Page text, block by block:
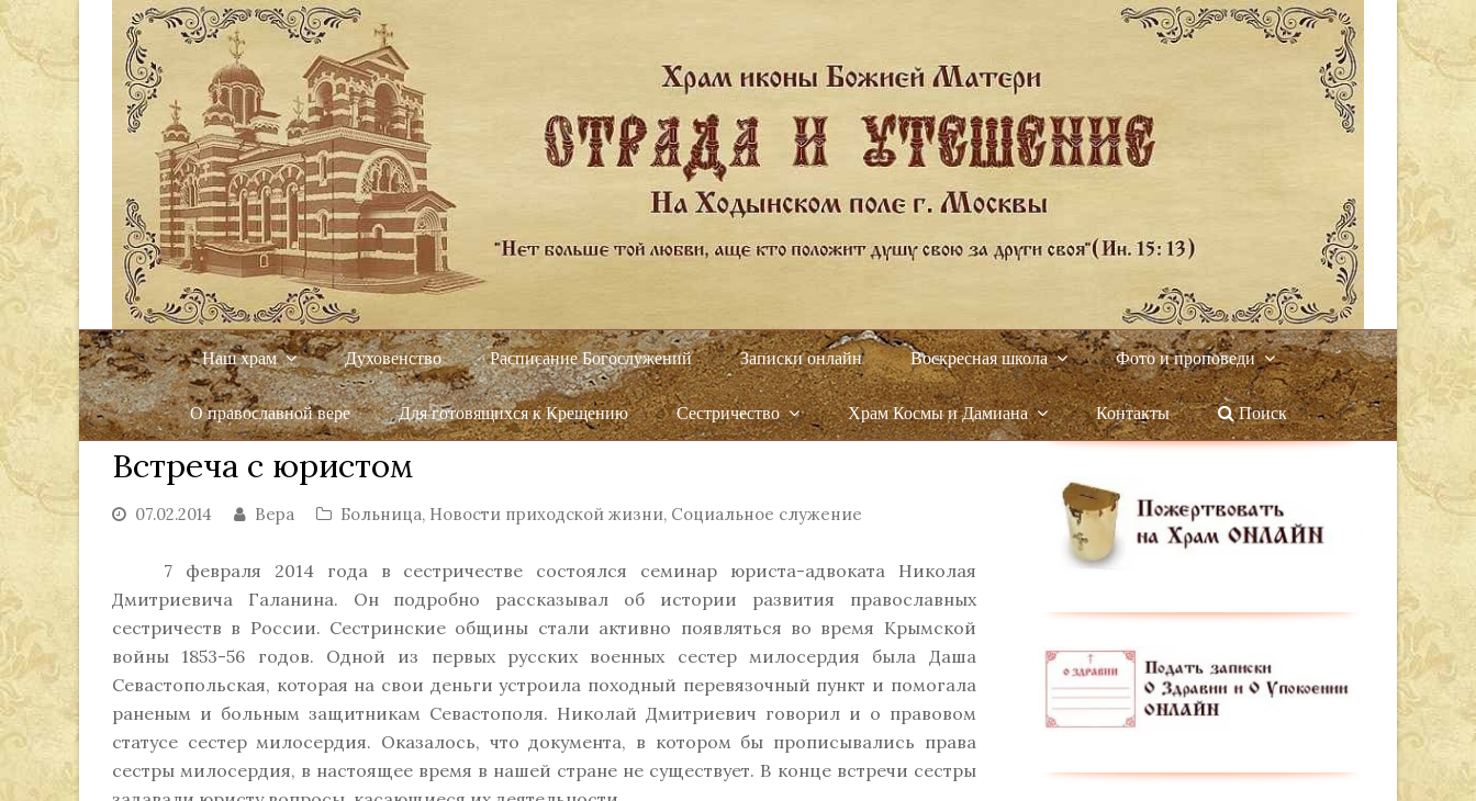
Наш храм Духовенство Расписание Богослужений Записки онлайн Воскресная школа Фото и проповеди
О православной вере Для готовящихся к Крещению Сестричество Храм Космы и Дамиана Контакты Поиск
Встреча с юристом
07.02.2014 Вера Больница, Новости приходской жизни, Социальное служение
7 февраля 2014 года в сестричестве состоялся семинар юриста-адвоката Николая
Дмитриевича Галанина. Он подробно рассказывал об истории развития православных
сестричеств в России. Сестринские общины стали активно появляться во время Крымской
войны 1853-56 годов. Одной из первых русских военных сестер милосердия была Даша
Севастопольская, которая на свои деньги устроила походный перевязочный пункт и помогала
раненым и больным защитникам Севастополя. Николай Дмитриевич говорил и о правовом
статусе сестер милосердия. Оказалось, что документа, в котором бы прописывались права
сестры милосердия, в настоящее время в нашей стране не существует. В конце встречи сестры